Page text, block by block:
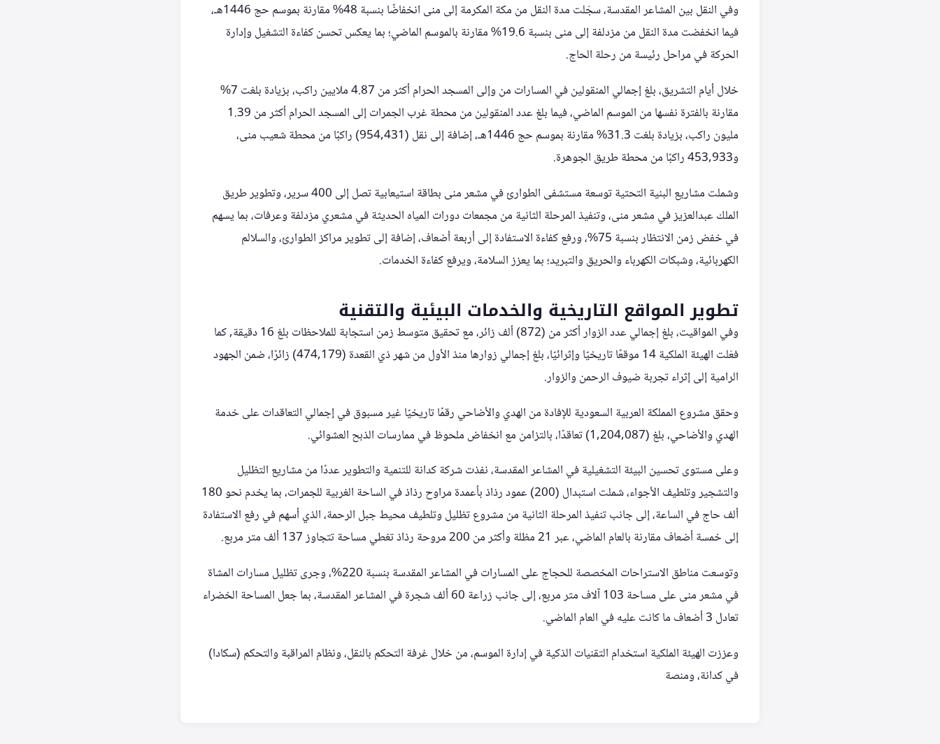
وفي النقل بين المشاعر المقدسة، سجّلت مدة النقل من مكة المكرمة إلى منى انخفاضًا بنسبة 48% مقارنة بموسم حج 1446هـ،
فيما انخفضت مدة النقل من مزدلفة إلى منى بنسبة 19.6% مقارنة بالموسم الماضي؛ بما يعكس تحسن كفاءة التشغيل وإدارة
الحركة في مراحل رئيسة من رحلة الحاج.
خلال أيام التشريق، بلغ إجمالي المنقولين في المسارات من وإلى المسجد الحرام أكثر من 4.87 ملايين راكب، بزيادة بلغت 7%
مقارنة بالفترة نفسها من الموسم الماضي، فيما بلغ عدد المنقولين من محطة غرب الجمرات إلى المسجد الحرام أكثر من 1.39
مليون راكب، بزيادة بلغت 31.3% مقارنة بموسم حج 1446هـ، إضافة إلى نقل (954,431) راكبًا من محطة شعيب منى،
و453,933 راكبًا من محطة طريق الجوهرة.
وشملت مشاريع البنية التحتية توسعة مستشفى الطوارئ في مشعر منى بطاقة استيعابية تصل إلى 400 سرير، وتطوير طريق
الملك عبدالعزيز في مشعر منى، وتنفيذ المرحلة الثانية من مجمعات دورات المياه الحديثة في مشعري مزدلفة وعرفات، بما يسهم
في خفض زمن الانتظار بنسبة 75%، ورفع كفاءة الاستفادة إلى أربعة أضعاف، إضافة إلى تطوير مراكز الطوارئ، والسلالم
الكهربائية، وشبكات الكهرباء والحريق والتبريد؛ بما يعزز السلامة، ويرفع كفاءة الخدمات.
تطوير المواقع التاريخية والخدمات البيئية والتقنية
وفي المواقيت، بلغ إجمالي عدد الزوار أكثر من (872) ألف زائر، مع تحقيق متوسط زمن استجابة للملاحظات بلغ 16 دقيقة, كما
فعّلت الهيئة الملكية 14 موقعًا تاريخيًا وإثرائيًا، بلغ إجمالي زوارها منذ الأول من شهر ذي القعدة (474,179) زائرًا، ضمن الجهود
الرامية إلى إثراء تجربة ضيوف الرحمن والزوار.
وحقق مشروع المملكة العربية السعودية للإفادة من الهدي والأضاحي رقمًا تاريخيًا غير مسبوق في إجمالي التعاقدات على خدمة
الهدي والأضاحي، بلغ (1,204,087) تعاقدًا، بالتزامن مع انخفاض ملحوظ في ممارسات الذبح العشوائي.
وعلى مستوى تحسين البيئة التشغيلية في المشاعر المقدسة، نفذت شركة كدانة للتنمية والتطوير عددًا من مشاريع التظليل
والتشجير وتلطيف الأجواء، شملت استبدال (200) عمود رذاذ بأعمدة مراوح رذاذ في الساحة الغربية للجمرات، بما يخدم نحو 180
ألف حاج في الساعة، إلى جانب تنفيذ المرحلة الثانية من مشروع تظليل وتلطيف محيط جبل الرحمة، الذي أسهم في رفع الاستفادة
إلى خمسة أضعاف مقارنة بالعام الماضي، عبر 21 مظلة وأكثر من 200 مروحة رذاذ تغطي مساحة تتجاوز 137 ألف متر مربع.
وتوسعت مناطق الاستراحات المخصصة للحجاج على المسارات في المشاعر المقدسة بنسبة 220%، وجرى تظليل مسارات المشاة
في مشعر منى على مساحة 103 آلاف متر مربع، إلى جانب زراعة 60 ألف شجرة في المشاعر المقدسة، بما جعل المساحة الخضراء
تعادل 3 أضعاف ما كانت عليه في العام الماضي.
وعززت الهيئة الملكية استخدام التقنيات الذكية في إدارة الموسم، من خلال غرفة التحكم بالنقل، ونظام المراقبة والتحكم (سكادا)
في كدانة، ومنصة